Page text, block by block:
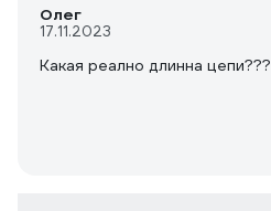
Олег
17.11.2023
Какая реално длинна цепи???